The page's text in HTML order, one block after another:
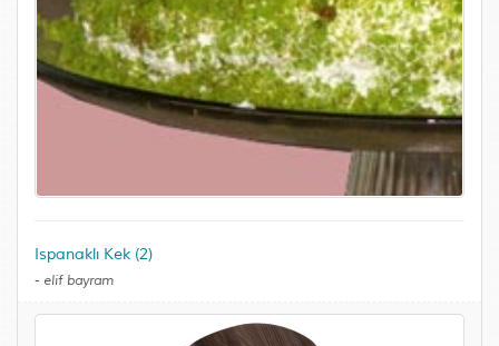
Ispanaklı Kek (2)
- elif bayram